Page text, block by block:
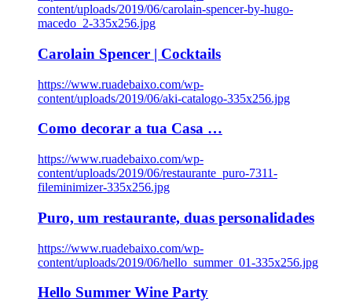
content/uploads/2019/06/carolain-spencer-by-hugo-
macedo_2-335x256.jpg
Carolain Spencer | Cocktails
https://www.ruadebaixo.com/wp-
content/uploads/2019/06/aki-catalogo-335x256.jpg
Como decorar a tua Casa …
https://www.ruadebaixo.com/wp-
content/uploads/2019/06/restaurante_puro-7311-
fileminimizer-335x256.jpg
Puro, um restaurante, duas personalidades
https://www.ruadebaixo.com/wp-
content/uploads/2019/06/hello_summer_01-335x256.jpg
Hello Summer Wine Party